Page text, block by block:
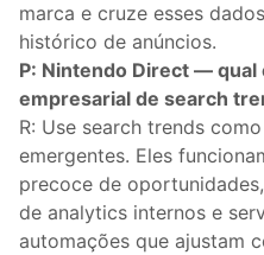
marca e cruze esses
histórico de anúncios.
P: Nintendo Direct — qual
empresarial de search
R: Use search trends
emergentes. Eles
precoce de
de analytics internos e
automações que ajustam